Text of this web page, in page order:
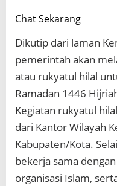
Chat Sekarang
Dikutip dari laman
pemerintah akan
atau rukyatul hilal
Ramadan 1446
Kegiatan rukyatul
dari Kantor Wilayah
Kabupaten/Kota.
bekerja sama
organisasi Islam,